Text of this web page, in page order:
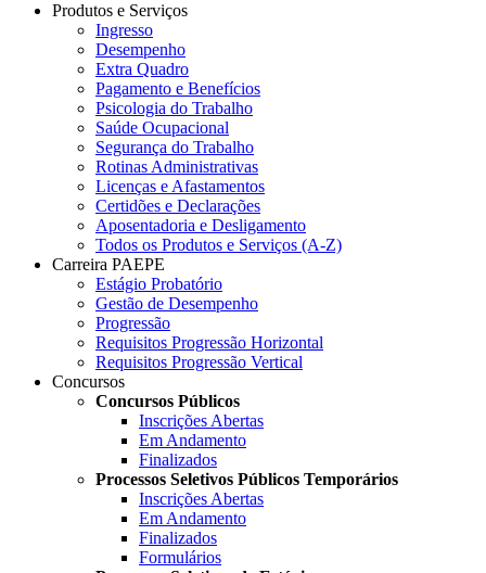
Produtos e Serviços
Ingresso
Desempenho
Extra Quadro
Pagamento e Benefícios
Psicologia do Trabalho
Saúde Ocupacional
Segurança do Trabalho
Rotinas Administrativas
Licenças e Afastamentos
Certidões e Declarações
Aposentadoria e Desligamento
Todos os Produtos e Serviços (A-Z)
Carreira PAEPE
Estágio Probatório
Gestão de Desempenho
Progressão
Requisitos Progressão Horizontal
Requisitos Progressão Vertical
Concursos
Concursos Públicos
Inscrições Abertas
Em Andamento
Finalizados
Processos Seletivos Públicos Temporários
Inscrições Abertas
Em Andamento
Finalizados
Formulários